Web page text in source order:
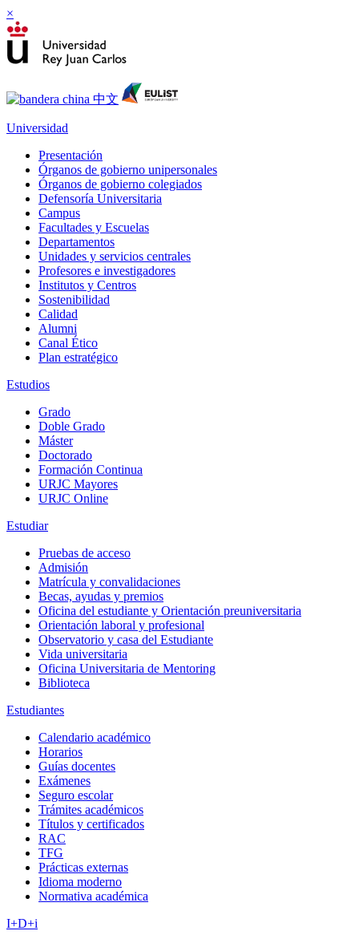
×
Universidad
Presentación
Órganos de gobierno unipersonales
Órganos de gobierno colegiados
Defensoría Universitaria
Campus
Facultades y Escuelas
Departamentos
Unidades y servicios centrales
Profesores e investigadores
Institutos y Centros
Sostenibilidad
Calidad
Alumni
Canal Ético
Plan estratégico
Estudios
Grado
Doble Grado
Máster
Doctorado
Formación Continua
URJC Mayores
URJC Online
Estudiar
Pruebas de acceso
Admisión
Matrícula y convalidaciones
Becas, ayudas y premios
Oficina del estudiante y Orientación preuniversitaria
Orientación laboral y profesional
Observatorio y casa del Estudiante
Vida universitaria
Oficina Universitaria de Mentoring
Biblioteca
Estudiantes
Calendario académico
Horarios
Guías docentes
Exámenes
Seguro escolar
Trámites académicos
Títulos y certificados
RAC
TFG
Prácticas externas
Idioma moderno
Normativa académica
I+D+i